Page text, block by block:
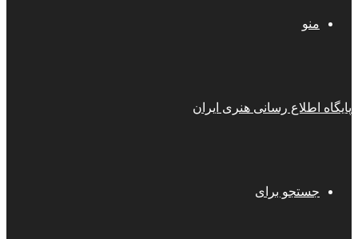
منو
پایگاه اطلاع رسانی هنری ایران
جستجو برای